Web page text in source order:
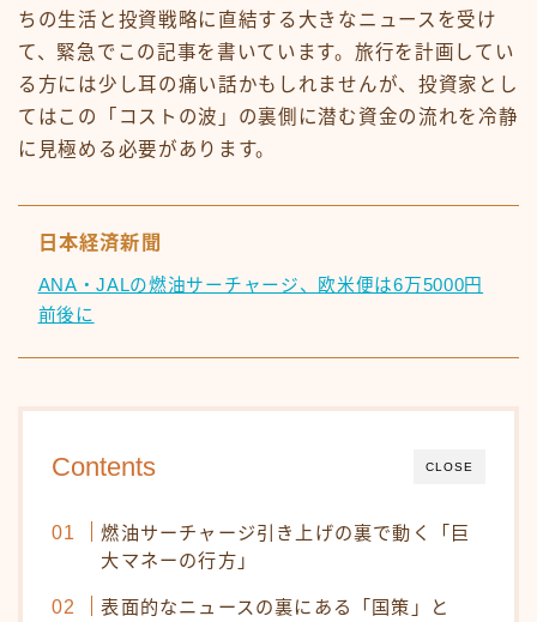
ちの生活と投資戦略に直結する大きなニュースを受け
て、緊急でこの記事を書いています。旅行を計画してい
る方には少し耳の痛い話かもしれませんが、投資家とし
てはこの「コストの波」の裏側に潜む資金の流れを冷静
に見極める必要があります。
日本経済新聞
ANA・JALの燃油サーチャージ、欧米便は6万5000円
前後に
CLOSE
Contents
燃油サーチャージ引き上げの裏で動く「巨
大マネーの行方」
表面的なニュースの裏にある「国策」と